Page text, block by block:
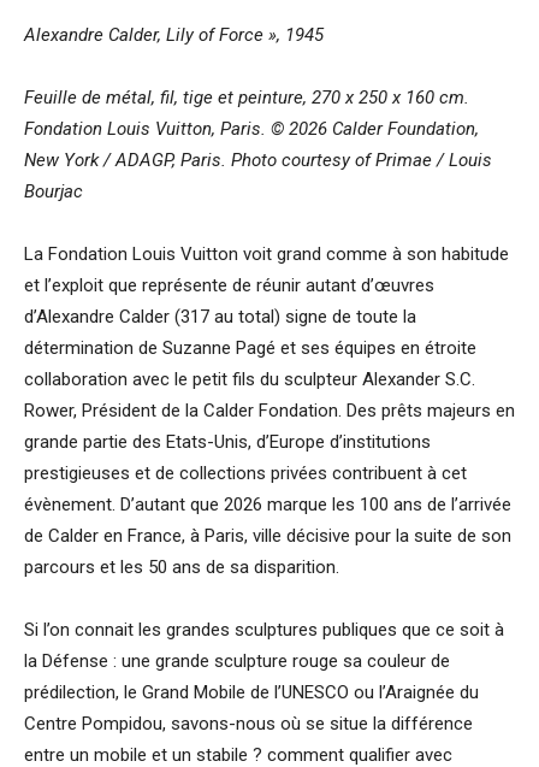
Alexandre Calder, Lily of Force », 1945
Feuille de métal, fil, tige et peinture, 270 x 250 x 160 cm.
Fondation Louis Vuitton, Paris. © 2026 Calder Foundation,
New York / ADAGP, Paris. Photo courtesy of Primae / Louis
Bourjac
La Fondation Louis Vuitton voit grand comme à son habitude
et l’exploit que représente de réunir autant d’œuvres
d’Alexandre Calder (317 au total) signe de toute la
détermination de Suzanne Pagé et ses équipes en étroite
collaboration avec le petit fils du sculpteur Alexander S.C.
Rower, Président de la Calder Fondation. Des prêts majeurs en
grande partie des Etats-Unis, d’Europe d’institutions
prestigieuses et de collections privées contribuent à cet
évènement. D’autant que 2026 marque les 100 ans de l’arrivée
de Calder en France, à Paris, ville décisive pour la suite de son
parcours et les 50 ans de sa disparition.
Si l’on connait les grandes sculptures publiques que ce soit à
la Défense : une grande sculpture rouge sa couleur de
prédilection, le Grand Mobile de l’UNESCO ou l’Araignée du
Centre Pompidou, savons-nous où se situe la différence
entre un mobile et un stabile ? comment qualifier avec